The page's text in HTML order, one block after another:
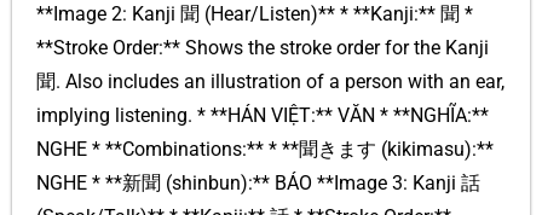
**Image 2: Kanji 聞 (Hear/Listen)** * **Kanji:** 聞 *
**Stroke Order:** Shows the stroke order for the Kanji
聞. Also includes an illustration of a person with an ear,
implying listening. * **HÁN VIỆT:** VĂN * **NGHĨA:**
NGHE * **Combinations:** * **聞きます (kikimasu):**
NGHE * **新聞 (shinbun):** BÁO **Image 3: Kanji 話